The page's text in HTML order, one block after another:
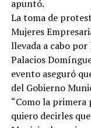
apuntó.
La toma de
Mujeres
llevada a cabo
Palacios
evento aseguró
del Gobierno
“Como la
quiero decirles